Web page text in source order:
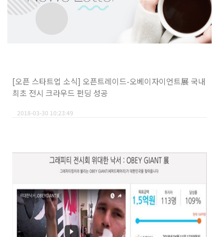
[오픈 스타트업 소식] 오픈트레이드-오베이자이언트展 국내
최초 전시 크라우드 펀딩 성공
2018-03-30 10:23:49